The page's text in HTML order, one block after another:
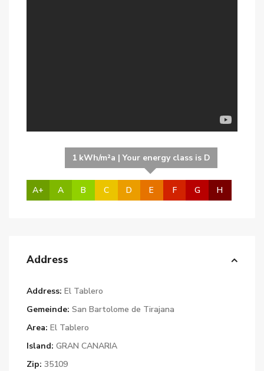
A+ A B C
1 kWh/m²a | Your energy class is D
D E F G H
Address
Address: El Tablero
Gemeinde: San Bartolome de Tirajana
Area: El Tablero
Island: GRAN CANARIA
Zip: 35109